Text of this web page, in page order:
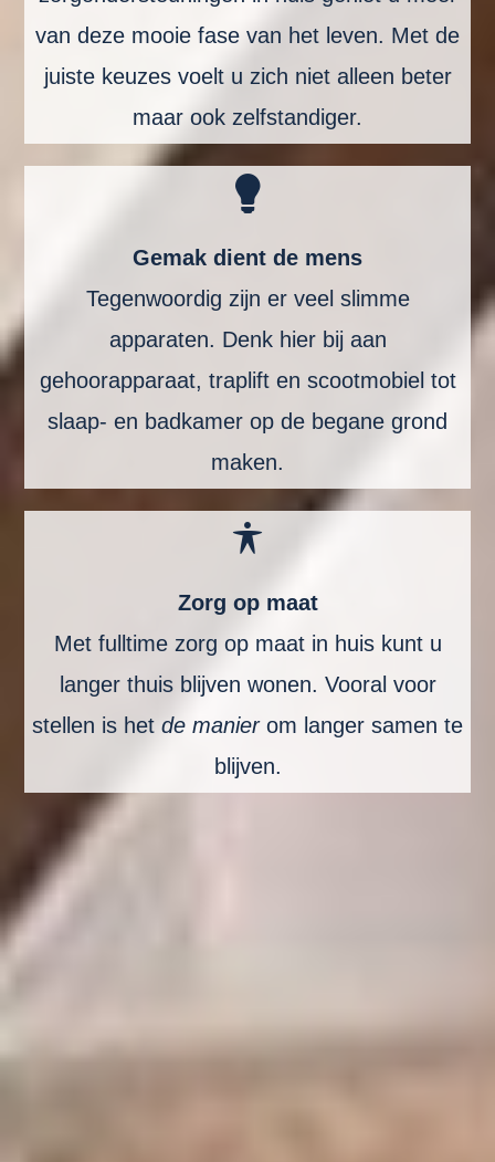
van deze mooie fase van het leven. Met de
juiste keuzes voelt u zich niet alleen beter
maar ook zelfstandiger.
Gemak dient de mens
Tegenwoordig zijn er veel slimme
apparaten. Denk hier bij aan
gehoorapparaat, traplift en scootmobiel tot
slaap- en badkamer op de begane grond
maken.
Zorg op maat
Met fulltime zorg op maat in huis kunt u
langer thuis blijven wonen. Vooral voor
stellen is het de manierom langer samen te
blijven.